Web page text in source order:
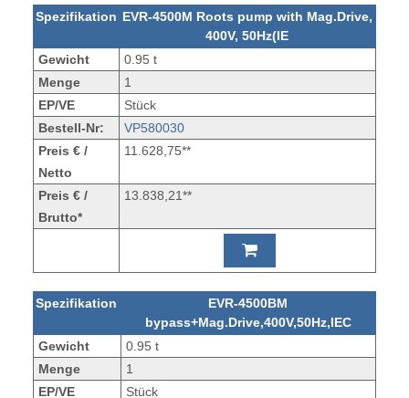
Spezifikation EVR-4500M Roots pump with Mag.Drive,
400V, 50Hz(IE
Gewicht
0.95 t
Menge
1
EP/VE
Stück
Bestell-Nr:
VP580030
Preis € /
Netto
11.628,75**
Preis € /
Brutto*
13.838,21**
Spezifikation
EVR-4500BM
bypass+Mag.Drive,400V,50Hz,IEC
Gewicht
0.95 t
Menge
1
EP/VE
Stück